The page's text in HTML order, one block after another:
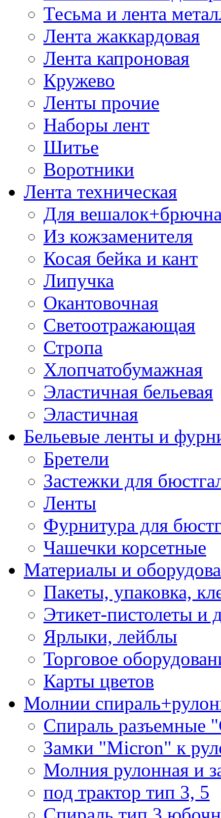
Тесьма и лента
Лента жаккардовая
Лента капроновая
Кружево
Ленты прочие
Наборы лент
Шитье
Воротники
Лента техническая
Для
Из кожзаменителя
Косая бейка и кант
Липучка
Окантовочная
Светоотражающая
Стропа
Хлопчатобумажная
Эластичная бельевая
Эластичная
Бельевые ленты и
Бретели
Застежки для
Ленты
Фурнитура для
Чашечки корсетные
Материалы и
Пакеты, упаковка,
Этикет-пистолеты и
Ярлыки, лейблы
Торговое
Карты цветов
Молнии
Спираль разъемные
Замки "Micron" к
Молния рулонная и
под трактор тип 3, 5